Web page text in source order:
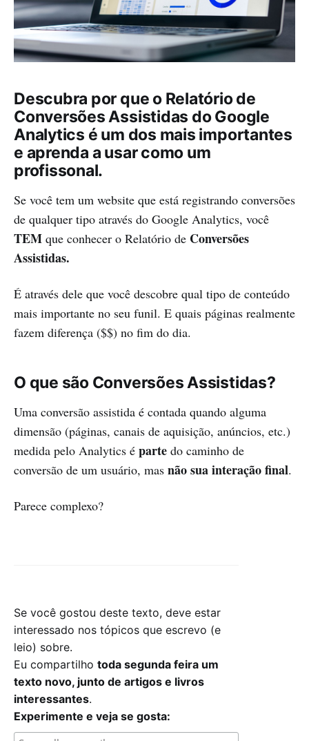
Descubra por que o Relatório de
Conversões Assistidas do Google
Analytics é um dos mais importantes
e aprenda a usar como um
profissonal.
Se você tem um website que está registrando conversões
de qualquer tipo através do Google Analytics, você
TEM que conhecer o Relatório de Conversões
Assistidas.
É através dele que você descobre qual tipo de conteúdo
mais importante no seu funil. E quais páginas realmente
fazem diferença ($$) no fim do dia.
O que são Conversões Assistidas?
Uma conversão assistida é contada quando alguma
dimensão (páginas, canais de aquisição, anúncios, etc.)
medida pelo Analytics é parte do caminho de
conversão de um usuário, mas não sua interação final.
Parece complexo?
Se você gostou deste texto, deve estar
interessado nos tópicos que escrevo (e
leio) sobre.
Eu compartilho toda segunda feira um
texto novo, junto de artigos e livros
interessantes.
Experimente e veja se gosta: